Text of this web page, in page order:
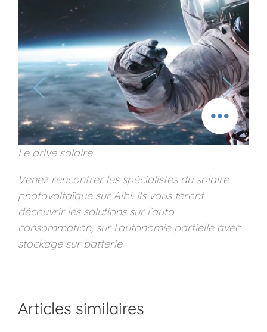
Le drive solaire
Venez rencontrer les spécialistes du solaire
photovoltaïque sur Albi. Ils vous feront
découvrir les solutions sur l’auto
consommation, sur l’autonomie partielle avec
stockage sur batterie.
Articles similaires